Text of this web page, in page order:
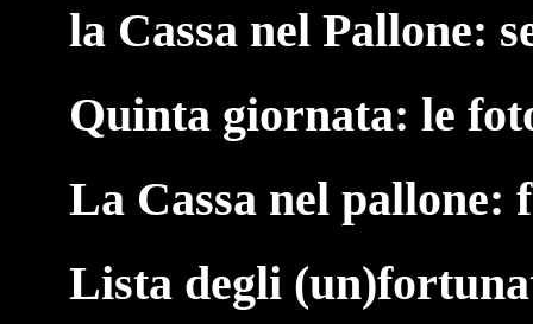
la Cassa nel Pallone:
Quinta giornata: le
La Cassa nel pallone:
Lista degli